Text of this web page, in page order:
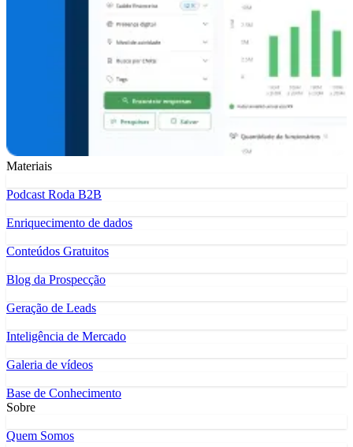
Materiais
Podcast Roda B2B
Enriquecimento de dados
Conteúdos Gratuitos
Blog da Prospecção
Geração de Leads
Inteligência de Mercado
Galeria de vídeos
Base de Conhecimento
Sobre
Quem Somos